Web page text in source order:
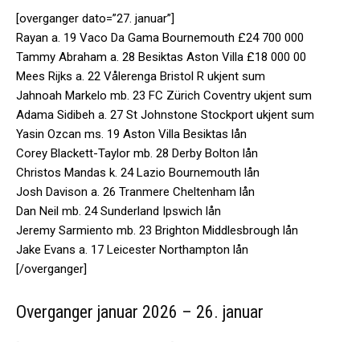
[overganger dato=”27. januar”]
Rayan a. 19 Vaco Da Gama Bournemouth £24 700 000
Tammy Abraham a. 28 Besiktas Aston Villa £18 000 00
Mees Rijks a. 22 Vålerenga Bristol R ukjent sum
Jahnoah Markelo mb. 23 FC Zürich Coventry ukjent sum
Adama Sidibeh a. 27 St Johnstone Stockport ukjent sum
Yasin Ozcan ms. 19 Aston Villa Besiktas lån
Corey Blackett-Taylor mb. 28 Derby Bolton lån
Christos Mandas k. 24 Lazio Bournemouth lån
Josh Davison a. 26 Tranmere Cheltenham lån
Dan Neil mb. 24 Sunderland Ipswich lån
Jeremy Sarmiento mb. 23 Brighton Middlesbrough lån
Jake Evans a. 17 Leicester Northampton lån
[/overganger]
Overganger januar 2026 – 26. januar